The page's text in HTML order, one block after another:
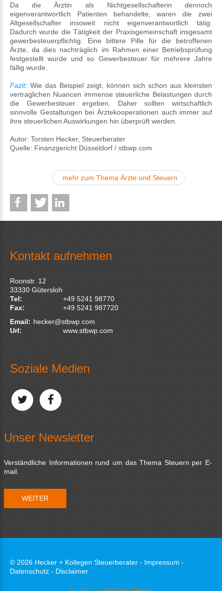
Da die Ärztin als Nichtgesellschafterin dennoch
eigenverantwortlich Patienten behandelte, waren die zwei
Altgesellschafter insoweit nicht eigenverantwortlich tätig.
Dadurch wurde die Tätigkeit der Praxisgemeinschaft insgesamt
gewerbesteuerpflichtig. Eine bittere Pille für die betroffenen
Ärzte, da dies nachträglich im Rahmen einer Betriebsprüfung
festgestellt wurde und so Gewerbesteuer für mehrere Jahre
fällig wurde.
Fazit: Wie das Beispiel zeigt, können sich schon aus kleinsten
vertraglichen Nuancen immense steuerliche Belastungen durch
die Gewerbesteuer ergeben. Daher sollten wirtschaftlich
sinnvolle Gestaltungen bei Ärztekooperationen auch immer auf
ihre steuerlichen Auswirkungen hin überprüft werden.
Autor: Torsten Hecker, Steuerberater
Quelle: Finanzgericht Düsseldorf / stbwp.com
mehr zum Thema Ärzte und Steuern
Kontakt aufnehmen
Roonstr. 12
33330 Gütersloh
Tel:
+49 5241 98770
Fax:
+49 5241 987720
Email: hecker@stbwp.com
Url:
www.stbwp.com
Soziale Medien
Unser Newsletter
Verständliche Informationen rund um das Thema Steuern per E-
mail.
WEITER
© 2026 Hecker + Kollegen Steuerberater - Impressum -
Datenschutz - Disclaimer